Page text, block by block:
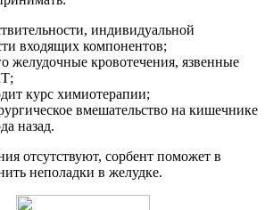
индивидуальной
входящих компонентов;
желудочные кровотечения, язвенные
курс химиотерапии;
вмешательство на кишечнике
назад.
отсутствуют, сорбент поможет в
неполадки в желудке.